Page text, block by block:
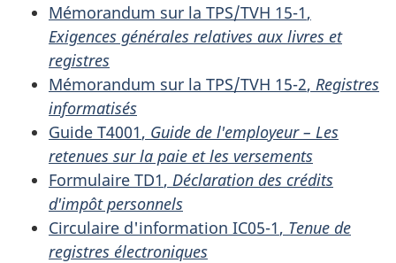
Mémorandum sur la TPS/TVH 15-1,
Exigences générales relatives aux livres et
registres
Mémorandum sur la TPS/TVH 15-2, Registres
informatisés
Guide T4001, Guide de l'employeur – Les
retenues sur la paie et les versements
Formulaire TD1, Déclaration des crédits
d'impôt personnels
Circulaire d'information IC05-1, Tenue de
registres électroniques